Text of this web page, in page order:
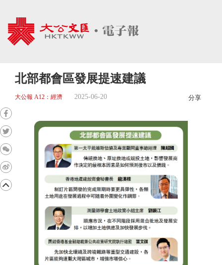
北部都會區發展提速建議
大公報 A12：經濟 2025-06-20 分享